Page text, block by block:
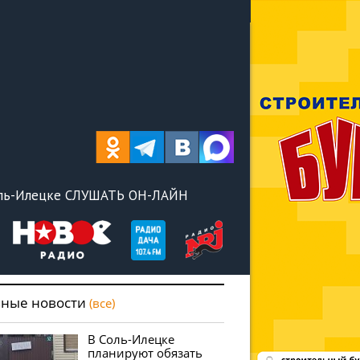
Илецке СЛУШАТЬ ОН-ЛАЙН
новости (все)
В Соль-Илецке
планируют обязать